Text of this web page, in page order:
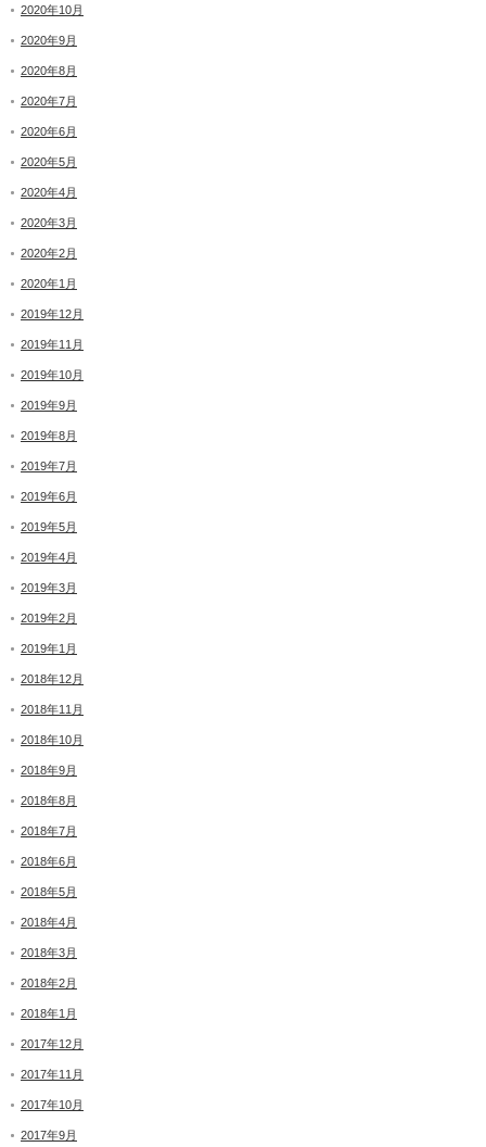
2020年10月
2020年9月
2020年8月
2020年7月
2020年6月
2020年5月
2020年4月
2020年3月
2020年2月
2020年1月
2019年12月
2019年11月
2019年10月
2019年9月
2019年8月
2019年7月
2019年6月
2019年5月
2019年4月
2019年3月
2019年2月
2019年1月
2018年12月
2018年11月
2018年10月
2018年9月
2018年8月
2018年7月
2018年6月
2018年5月
2018年4月
2018年3月
2018年2月
2018年1月
2017年12月
2017年11月
2017年10月
2017年9月